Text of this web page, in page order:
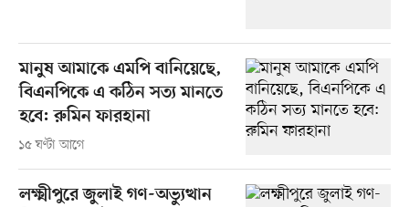
মানুষ আমাকে এমপি বানিয়েছে,
বিএনপিকে এ কঠিন সত্য মানতে
হবে: রুমিন ফারহানা
১৫ ঘণ্টা আগে
লক্ষ্মীপুরে জুলাই গণ-অভ্যুত্থান